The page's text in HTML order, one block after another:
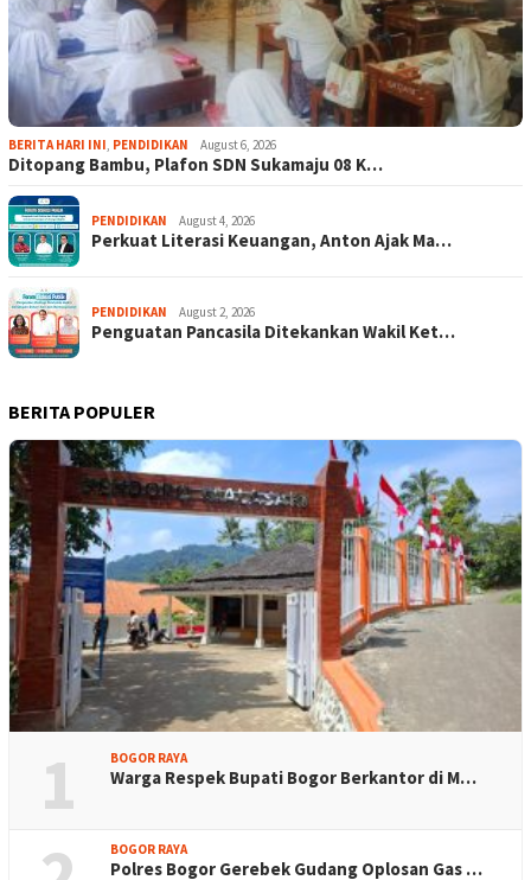
BERITA HARI INI, PENDIDIKAN August 6, 2026
Ditopang Bambu, Plafon SDN Sukamaju 08 K…
PENDIDIKAN August 4, 2026
Perkuat Literasi Keuangan, Anton Ajak Ma…
PENDIDIKAN August 2, 2026
Penguatan Pancasila Ditekankan Wakil Ket…
BERITA POPULER
1 BOGOR RAYA
Warga Respek Bupati Bogor Berkantor di M…
BOGOR RAYA
Polres Bogor Gerebek Gudang Oplosan Gas …